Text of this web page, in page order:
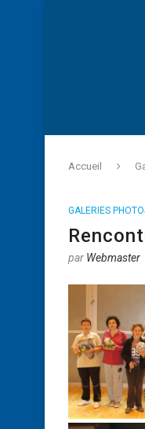
Accueil
GALERIES
par Webmaster